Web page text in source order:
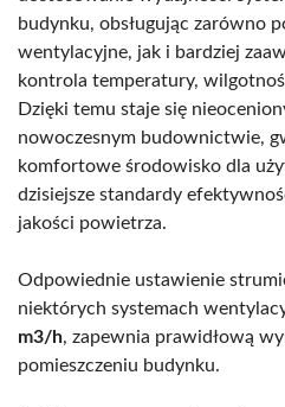
budynku, obsługując zarówno
wentylacyjne, jak i bardziej
kontrola temperatury,
Dzięki temu staje się
nowoczesnym budownictwie,
komfortowe środowisko dla
dzisiejsze standardy
jakości powietrza.
Odpowiednie ustawienie
niektórych systemach
m3/h, zapewnia prawidłową
pomieszczeniu budynku.